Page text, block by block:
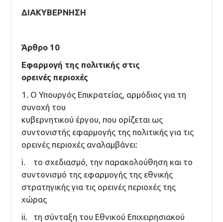
ΔΙΑΚΥΒΕΡΝΗΣΗ
Άρθρο 10
Εφαρμογή της πολιτικής στις
ορεινές περιοχές
1. Ο Υπουργός Επικρατείας, αρμόδιος για τη
συνοχή του
κυβερνητικού έργου, που ορίζεται ως
συντονιστής εφαρμογής της πολιτικής για τις
ορεινές περιοχές αναλαμβάνει:
i. το σχεδιασμό, την παρακολούθηση και το
συντονισμό της εφαρμογής της εθνικής
στρατηγικής για τις ορεινές περιοχές της
χώρας
ii. τη σύνταξη του Εθνικού Επιχειρησιακού